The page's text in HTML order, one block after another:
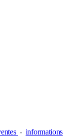
- informations